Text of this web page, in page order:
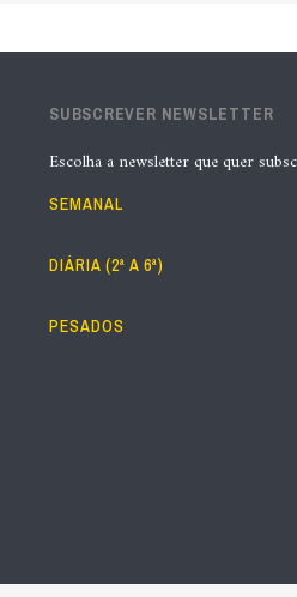
SUBSCREVER NEWSLETTER
Escolha a newsletter que quer
SEMANAL
DIÁRIA (2ª A 6ª)
PESADOS